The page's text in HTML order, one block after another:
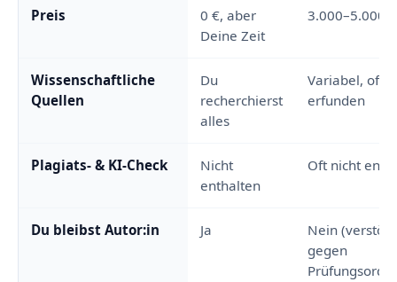
Preis
0 €, aber
Deine Zeit
3.000–5.000 €
Wissenschaftliche
Quellen
Du
recherchierst
alles
Variabel, oft
erfunden
Plagiats- & KI-Check
Nicht
enthalten
Oft nicht
Du bleibst Autor:in Ja
Nein (verstößt
gegen